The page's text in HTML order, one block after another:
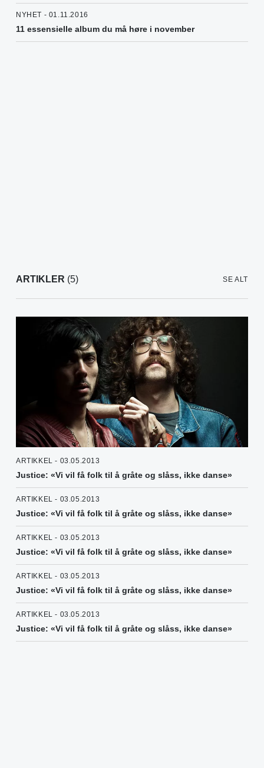
NYHET - 01.11.2016
11 essensielle album du må høre i november
ARTIKLER (5) SE ALT
ARTIKKEL - 03.05.2013
Justice: «Vi vil få folk til å gråte og slåss, ikke danse»
ARTIKKEL - 03.05.2013
Justice: «Vi vil få folk til å gråte og slåss, ikke danse»
ARTIKKEL - 03.05.2013
Justice: «Vi vil få folk til å gråte og slåss, ikke danse»
ARTIKKEL - 03.05.2013
Justice: «Vi vil få folk til å gråte og slåss, ikke danse»
ARTIKKEL - 03.05.2013
Justice: «Vi vil få folk til å gråte og slåss, ikke danse»